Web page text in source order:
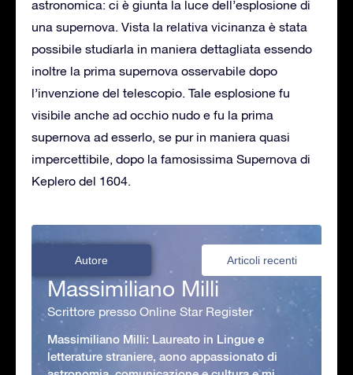
astronomica: ci è giunta la luce dell’esplosione di
una supernova. Vista la relativa vicinanza è stata
possibile studiarla in maniera dettagliata essendo
inoltre la prima supernova osservabile dopo
l’invenzione del telescopio. Tale esplosione fu
visibile anche ad occhio nudo e fu la prima
supernova ad esserlo, se pur in maniera quasi
impercettibile, dopo la famosissima Supernova di
Keplero del 1604.
Autore Articoli recenti
Massimiliano Milli
Scrittore presso Online Star Register
Massimiliano Milli: Laureato in Lingue e
letterature straniere, aono appassionato di